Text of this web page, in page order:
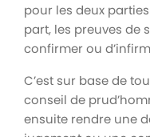
pour les deux
part, les preuves de
confirmer ou
C’est sur base de
conseil de
ensuite rendre une